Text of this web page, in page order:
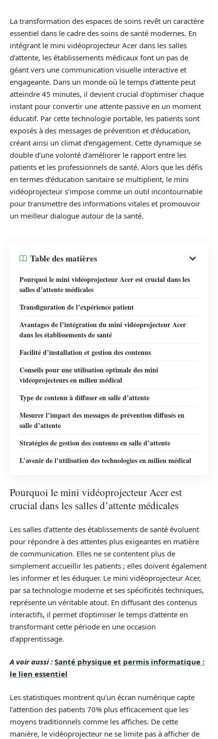
La transformation des espaces de soins revêt un caractère
essentiel dans le cadre des soins de santé modernes. En
intégrant le mini vidéoprojecteur Acer dans les salles
d’attente, les établissements médicaux font un pas de
géant vers une communication visuelle interactive et
engageante. Dans un monde où le temps d’attente peut
atteindre 45 minutes, il devient crucial d’optimiser chaque
instant pour convertir une attente passive en un moment
éducatif. Par cette technologie portable, les patients sont
exposés à des messages de prévention et d’éducation,
créant ainsi un climat d’engagement. Cette dynamique se
double d’une volonté d’améliorer le rapport entre les
patients et les professionnels de santé. Alors que les défis
en termes d’éducation sanitaire se multiplient, le mini
vidéoprojecteur s’impose comme un outil incontournable
pour transmettre des informations vitales et promouvoir
un meilleur dialogue autour de la santé.
Table des matières
Pourquoi le mini vidéoprojecteur Acer est crucial dans les
salles d’attente médicales
Transfiguration de l’expérience patient
Avantages de l’intégration du mini vidéoprojecteur Acer
dans les établissements de santé
Facilité d’installation et gestion des contenus
Conseils pour une utilisation optimale des mini
vidéoprojecteurs en milieu médical
Type de contenu à diffuser en salle d’attente
Mesurer l’impact des messages de prévention diffusés en
salle d’attente
Stratégies de gestion des contenus en salle d’attente
L’avenir de l’utilisation des technologies en milieu médical
Pourquoi le mini vidéoprojecteur Acer est
crucial dans les salles d’attente médicales
Les salles d’attente des établissements de santé évoluent
pour répondre à des attentes plus exigeantes en matière
de communication. Elles ne se contentent plus de
simplement accueillir les patients ; elles doivent également
les informer et les éduquer. Le mini vidéoprojecteur Acer,
par sa technologie moderne et ses spécificités techniques,
représente un véritable atout. En diffusant des contenus
interactifs, il permet d’optimiser le temps d’attente en
transformant cette période en une occasion
d’apprentissage.
A voir aussi : Santé physique et permis informatique :
le lien essentiel
Les statistiques montrent qu’un écran numérique capte
l’attention des patients 70% plus efficacement que les
moyens traditionnels comme les affiches. De cette
manière, le vidéoprojecteur ne se limite pas à afficher de